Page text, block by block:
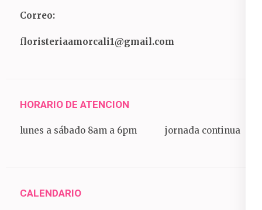
Correo:
floristeriaamorcali1@gmail.com
HORARIO DE ATENCION
lunes a sábado 8am a 6pm jornada continua
CALENDARIO